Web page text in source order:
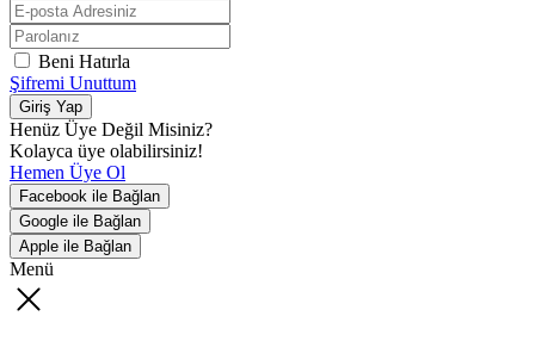
Beni Hatırla
Şifremi Unuttum
Giriş Yap
Henüz Üye Değil Misiniz?
Kolayca üye olabilirsiniz!
Hemen Üye Ol
Facebook ile Bağlan
Google ile Bağlan
Apple ile Bağlan
Menü